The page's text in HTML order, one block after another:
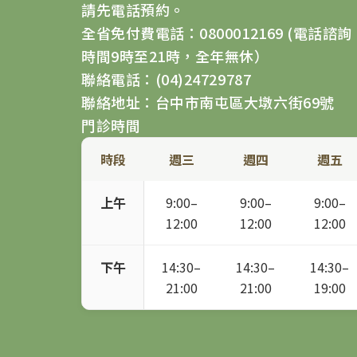
請先電話預約。
全省免付費電話：0800012169 (電話諮詢
時間9時至21時，全年無休）
聯絡電話：(04)24729787
聯絡地址：台中市南屯區大墩六街69號
門診時間
時段 週三 週四 週五
上午
9:00–
12:00
9:00–
12:00
9:00–
12:00
下午
14:30–
21:00
14:30–
21:00
14:30–
19:00